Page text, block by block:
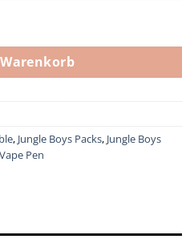
Live Resin Menge
, Jungle Boys Packs, Jungle Boys
Pen